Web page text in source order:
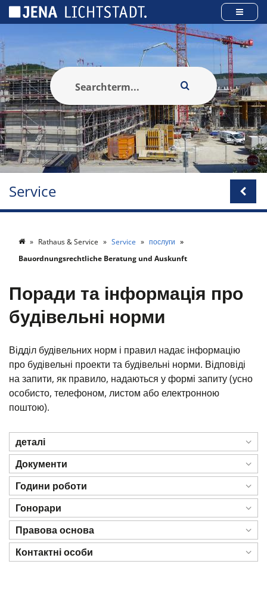
Service
Rathaus & Service Service
послуги
Bauordnungsrechtliche Beratung und Auskunft
Поради та інформація про
будівельні норми
Відділ будівельних норм і правил надає інформацію
про будівельні проекти та будівельні норми. Відповіді
на запити, як правило, надаються у формі запиту (усно
особисто, телефоном, листом або електронною
поштою).
деталі
Документи
Години роботи
Гонорари
Правова основа
Контактні особи
Панель керування кукі